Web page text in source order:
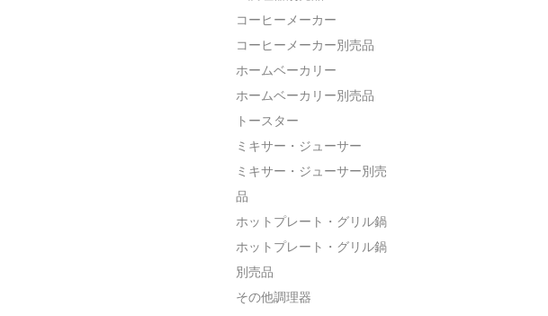
コーヒーメーカー
コーヒーメーカー別売品
ホームベーカリー
ホームベーカリー別売品
トースター
ミキサー・ジューサー
ミキサー・ジューサー別売
品
ホットプレート・グリル鍋
ホットプレート・グリル鍋
別売品
その他調理器